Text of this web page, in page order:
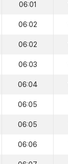
06:01
06:02
06:02
06:03
06:04
06:05
06:05
06:06